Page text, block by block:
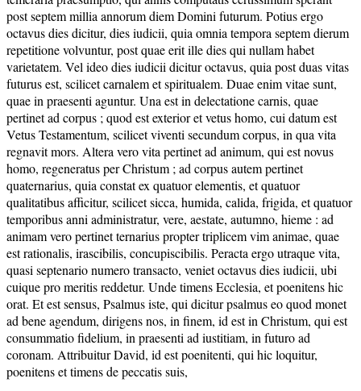
post septem millia annorum diem Domini futurum. Potius ergo
octavus dies dicitur, dies iudicii, quia omnia tempora septem dierum
repetitione volvuntur, post quae erit ille dies qui nullam habet
varietatem. Vel ideo dies iudicii dicitur octavus, quia post duas vitas
futurus est, scilicet carnalem et spiritualem. Duae enim vitae sunt,
quae in praesenti aguntur. Una est in delectatione carnis, quae
pertinet ad corpus ; quod est exterior et vetus homo, cui datum est
Vetus Testamentum, scilicet viventi secundum corpus, in qua vita
regnavit mors. Altera vero vita pertinet ad animum, qui est novus
homo, regeneratus per Christum ; ad corpus autem pertinet
quaternarius, quia constat ex quatuor elementis, et quatuor
qualitatibus afficitur, scilicet sicca, humida, calida, frigida, et quatuor
temporibus anni administratur, vere, aestate, autumno, hieme : ad
animam vero pertinet ternarius propter triplicem vim animae, quae
est rationalis, irascibilis, concupiscibilis. Peracta ergo utraque vita,
quasi septenario numero transacto, veniet octavus dies iudicii, ubi
cuique pro meritis reddetur. Unde timens Ecclesia, et poenitens hic
orat. Et est sensus, Psalmus iste, qui dicitur psalmus eo quod monet
ad bene agendum, dirigens nos, in finem, id est in Christum, qui est
consummatio fidelium, in praesenti ad iustitiam, in futuro ad
coronam. Attribuitur David, id est poenitenti, qui hic loquitur,
poenitens et timens de peccatis suis,